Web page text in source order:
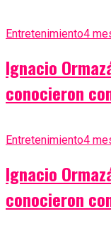
Entretenimiento4
Ignacio
conocieron
Entretenimiento4
Ignacio
conocieron